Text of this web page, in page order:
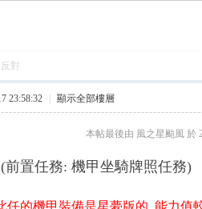
反對
23:58:32 顯示全部樓層
本帖最後由 風之星颱風 於
前置任務: 機甲坐騎牌照任務)
任的機甲裝備是星夢版的, 能力值